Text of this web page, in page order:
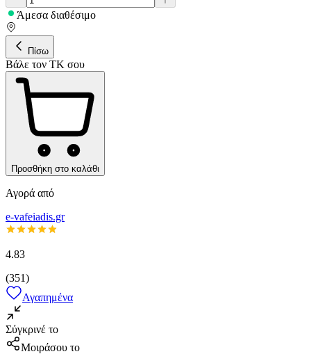
Άμεσα διαθέσιμο
Πίσω
Βάλε τον ΤΚ σου
Προσθήκη στο καλάθι
Αγορά από
e-vafeiadis.gr
4.83
(351)
Αγαπημένα
Σύγκρινέ το
Μοιράσου το